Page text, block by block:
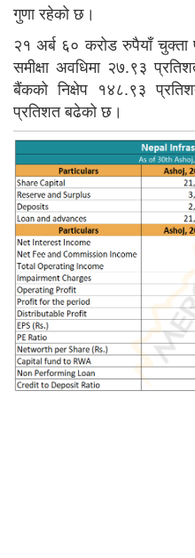
गुणा रहेको छ।
२१ अर्ब ६० करोड रुपैयाँ
समीक्षा अवधिमा २७.९३
बैंकको निक्षेप १४८.९३
प्रतिशत बढेको छ।